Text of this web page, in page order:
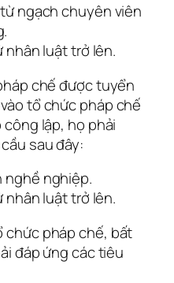
ngạch chuyên viên
nhân luật trở lên.
chế được tuyển
tổ chức pháp chế
lập, họ phải
sau đây:
nghề nghiệp.
nhân luật trở lên.
chức pháp chế, bất
đáp ứng các tiêu